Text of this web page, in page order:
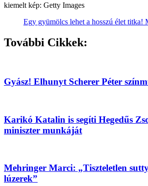
kiemelt kép: Getty Images
Egy gyümölcs lehet a hosszú élet
További Cikkek:
Gyász! Elhunyt Scherer Péter
Karikó Katalin is segíti Hegedűs
miniszter munkáját
Mehringer Marci: „Tiszteletlen
lúzerek”